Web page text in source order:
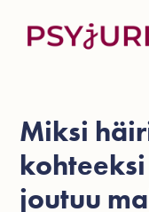
Miksi
joutuu